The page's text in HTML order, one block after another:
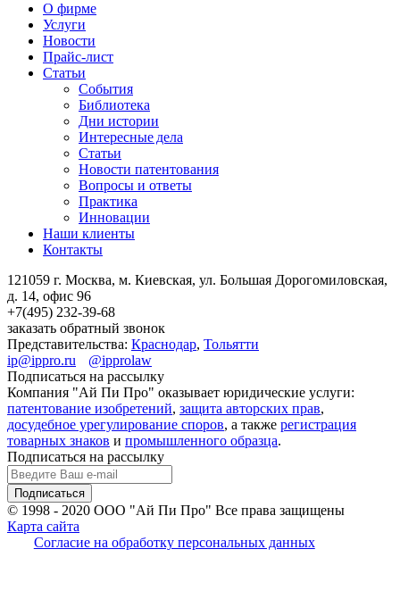
О фирме
Услуги
Новости
Прайс-лист
Статьи
События
Библиотека
Дни истории
Интересные дела
Статьи
Новости патентования
Вопросы и ответы
Практика
Инновации
Наши клиенты
Контакты
121059 г. Москва, м. Киевская, ул. Большая Дорогомиловская,
д. 14, офис 96
+7(495) 232-39-68
заказать обратный звонок
Представительства: Краснодар, Тольятти
ip@ippro.ru
@ipprolaw
Подписаться на рассылку
Компания "Ай Пи Про" оказывает юридические услуги:
патентование изобретений, защита авторских прав,
досудебное урегулирование споров, а также регистрация
товарных знаков и промышленного образца.
Подписаться на рассылку
© 1998 - 2020 ООО "Ай Пи Про" Все права защищены
Карта сайта
Согласие на обработку персональных данных